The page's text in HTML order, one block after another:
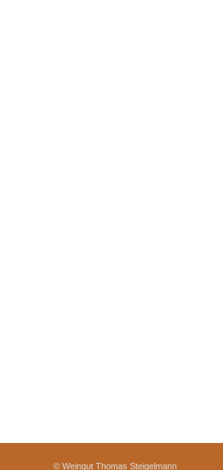
© Weingut Thomas Steigelmann